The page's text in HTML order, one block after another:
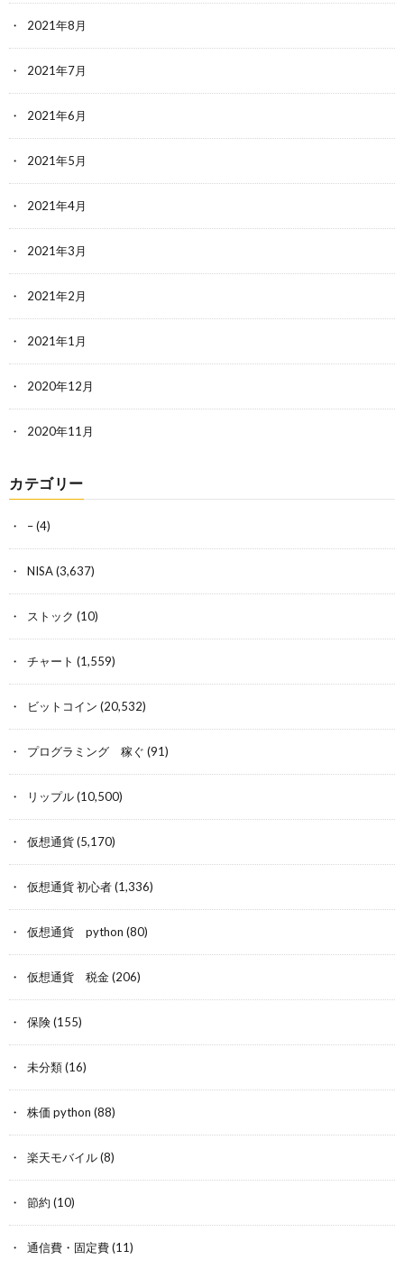
2021年8月
2021年7月
2021年6月
2021年5月
2021年4月
2021年3月
2021年2月
2021年1月
2020年12月
2020年11月
カテゴリー
–(4)
NISA(3,637)
ストック (10)
チャート (1,559)
ビットコイン (20,532)
プログラミング 稼ぐ (91)
リップル(10,500)
仮想通貨(5,170)
仮想通貨 初心者(1,336)
仮想通貨 python (80)
仮想通貨 税金(206)
保険(155)
未分類(16)
株価 python (88)
楽天モバイル(8)
節約 (10)
通信費・固定費(11)